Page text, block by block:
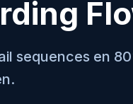
sequences en